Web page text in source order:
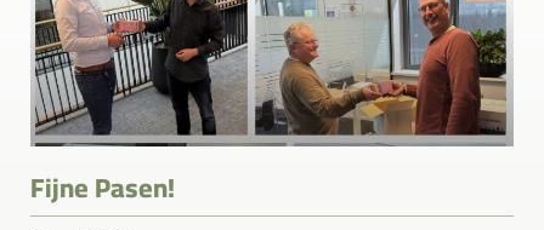
Fijne Pasen!